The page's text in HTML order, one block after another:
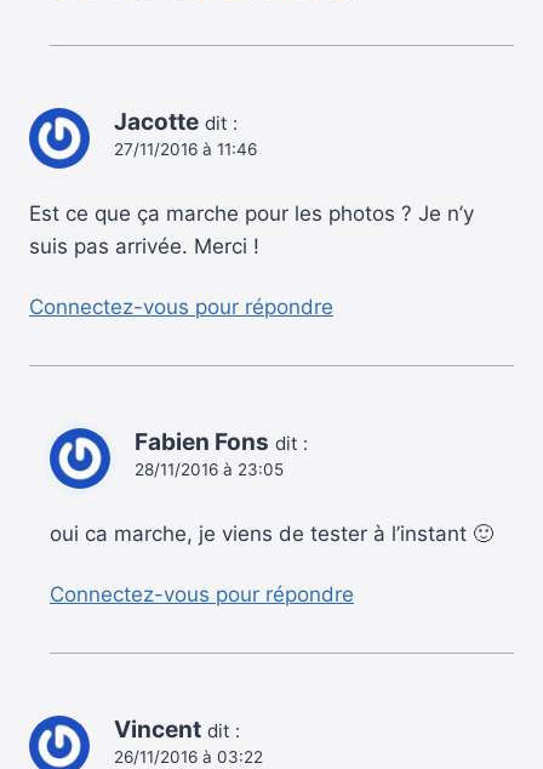
Jacotte dit :
27/11/2016 à 11:46
Est ce que ça marche pour les photos ? Je n’y
suis pas arrivée. Merci !
Connectez-vous pour répondre
Fabien Fons dit :
28/11/2016 à 23:05
oui ca marche, je viens de tester à l’instant 🙂
Connectez-vous pour répondre
Vincent dit :
26/11/2016 à 03:22